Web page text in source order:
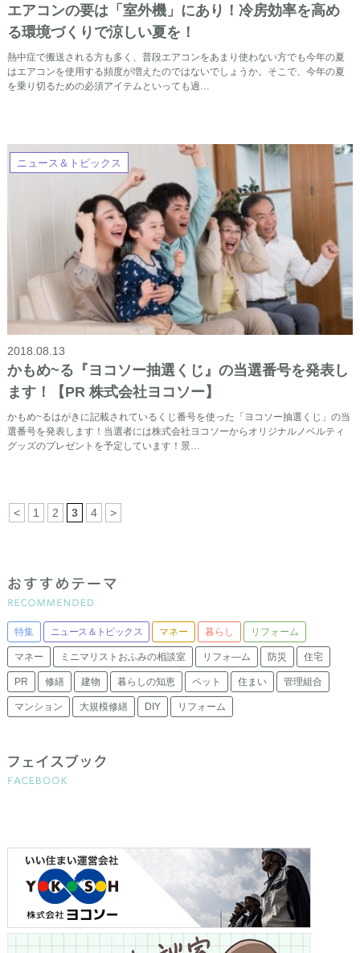
エアコンの要は「室外機」にあり！冷房効率を高め
る環境づくりで涼しい夏を！
熱中症で搬送される方も多く、普段エアコンをあまり使わない方でも今年の夏
はエアコンを使用する頻度が増えたのではないでしょうか。そこで、今年の夏
を乗り切るための必須アイテムといっても過…
ニュース＆トピックス
2018.08.13
かもめ~る『ヨコソー抽選くじ』の当選番号を発表し
ます！【PR 株式会社ヨコソー】
かもめ~るはがきに記載されているくじ番号を使った「ヨコソー抽選くじ」の当
選番号を発表します！当選者には株式会社ヨコソーからオリジナルノベルティ
グッズのプレゼントを予定しています！景…
< 1 2 3 4 >
特集 ニュース＆トピックス マネー 暮らし リフォーム
マネー ミニマリストおふみの相談室 リフォ―ム 防災 住宅
PR 修繕 建物 暮らしの知恵 ペット 住まい 管理組合
マンション 大規模修繕 DIY リフォーム